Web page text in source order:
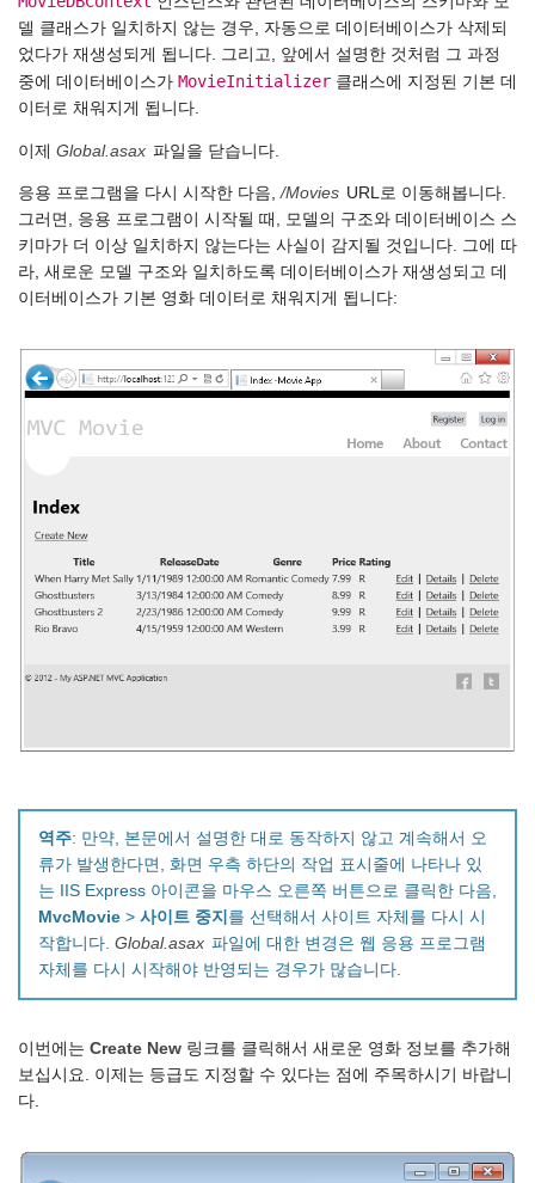
델 클래스가 일치하지 않는 경우, 자동으로 데이터베이스가 삭제되
었다가 재생성되게 됩니다. 그리고, 앞에서 설명한 것처럼 그 과정
중에 데이터베이스가 MovieInitializer 클래스에 지정된 기본 데
이터로 채워지게 됩니다.
이제 Global.asax 파일을 닫습니다.
응용 프로그램을 다시 시작한 다음,/Movies URL로 이동해봅니다.
그러면, 응용 프로그램이 시작될 때, 모델의 구조와 데이터베이스 스
키마가 더 이상 일치하지 않는다는 사실이 감지될 것입니다. 그에 따
라, 새로운 모델 구조와 일치하도록 데이터베이스가 재생성되고 데
이터베이스가 기본 영화 데이터로 채워지게 됩니다:
역주: 만약, 본문에서 설명한 대로 동작하지 않고 계속해서 오
류가 발생한다면, 화면 우측 하단의 작업 표시줄에 나타나 있
는 IIS Express 아이콘을 마우스 오른쪽 버튼으로 클릭한 다음,
MvcMovie > 사이트 중지 를 선택해서 사이트 자체를 다시 시
작합니다. Global.asax 파일에 대한 변경은 웹 응용 프로그램
자체를 다시 시작해야 반영되는 경우가 많습니다.
이번에는 Create New 링크를 클릭해서 새로운 영화 정보를 추가해
보십시요. 이제는 등급도 지정할 수 있다는 점에 주목하시기 바랍니
다.